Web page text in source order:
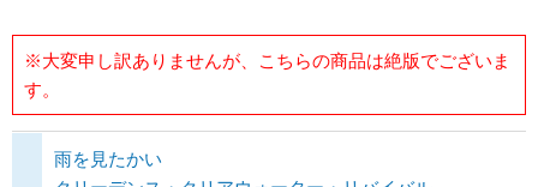
※大変申し訳ありませんが、こちらの商品は絶版でございま
す。
雨を見たかい